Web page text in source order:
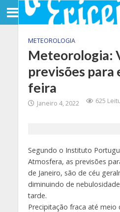
METEOROLOGIA
Meteorologia:
previsões para
feira
Janeiro 4, 2022 625
Segundo o Instituto
Atmosfera, as previsões
de Janeiro, são de céu
diminuindo de
tarde.
Precipitação fraca até meio